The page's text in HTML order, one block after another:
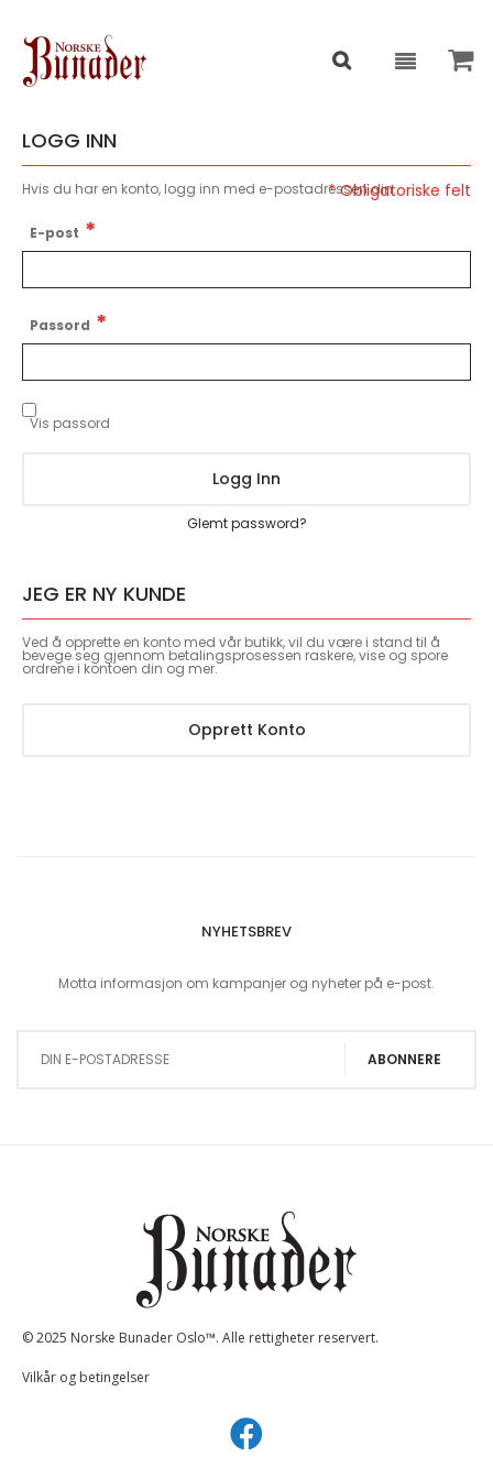
LOGG INN
Hvis du har en konto, logg inn med e-postadressen din.
E-post
Passord
Vis passord
Logg Inn
Glemt password?
JEG ER NY KUNDE
Ved å opprette en konto med vår butikk, vil du være i stand til å
bevege seg gjennom betalingsprosessen raskere, vise og spore
ordrene i kontoen din og mer.
Opprett Konto
NYHETSBREV
Motta informasjon om kampanjer og nyheter på e-post.
ABONNERE
© 2025 Norske Bunader Oslo™. Alle rettigheter reservert.
Vilkår og betingelser